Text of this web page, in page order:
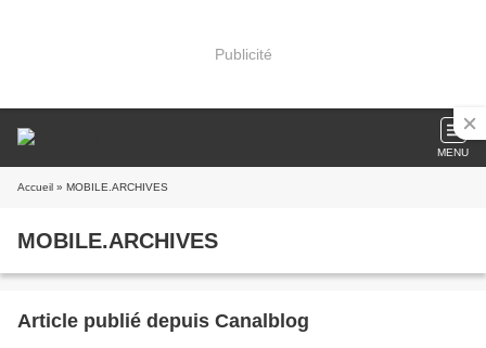
Publicité
MENU
Accueil » MOBILE.ARCHIVES
MOBILE.ARCHIVES
Article publié depuis Canalblog